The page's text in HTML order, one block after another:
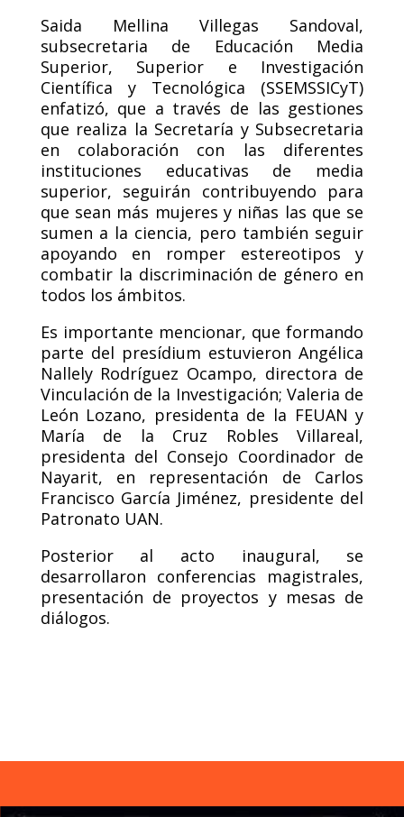
Saida Mellina Villegas Sandoval,
subsecretaria de Educación Media
Superior, Superior e Investigación
Científica y Tecnológica (SSEMSSICyT)
enfatizó, que a través de las gestiones
que realiza la Secretaría y Subsecretaria
en colaboración con las diferentes
instituciones educativas de media
superior, seguirán contribuyendo para
que sean más mujeres y niñas las que se
sumen a la ciencia, pero también seguir
apoyando en romper estereotipos y
combatir la discriminación de género en
todos los ámbitos.
Es importante mencionar, que formando
parte del presídium estuvieron Angélica
Nallely Rodríguez Ocampo, directora de
Vinculación de la Investigación; Valeria de
León Lozano, presidenta de la FEUAN y
María de la Cruz Robles Villareal,
presidenta del Consejo Coordinador de
Nayarit, en representación de Carlos
Francisco García Jiménez, presidente del
Patronato UAN.
Posterior al acto inaugural, se
desarrollaron conferencias magistrales,
presentación de proyectos y mesas de
diálogos.